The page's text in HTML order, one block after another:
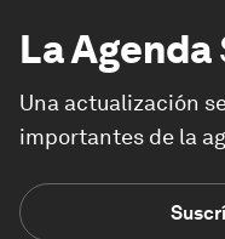
La Agenda
Una actualización
importantes de la